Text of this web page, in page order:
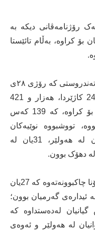
رۆژنامەڤانی دیکە بە
بۆ کراوە، بەڵام تائێستا
بەپێی دوایین راگەیێندراوی وەزارەتی تەندروستی کە رۆژی ٢٨ی
حوزەیران بڵاوکراوەتەوە لە ماوەی 24 کاژێردا، هەزار و 421
کەس پشکنینی ڤایرۆسی کۆرۆنایان بۆ کراوە، کە 139 کەس
تووشبووە نوێیەکان
55یان لە ئیدارەی گەرمیان، 40یان لە هەولێر، 31یان لە
هاوکات 41 تووشبووی ڤایرۆسی کۆرۆنا چاکبوونەتەوە کە 27یان
8یان لە هەڵەبجە و 6یان لە ئیدارەی گەرمیان بوون؛
لەدەستداوە کە
لە هەولێر و ئەوەی